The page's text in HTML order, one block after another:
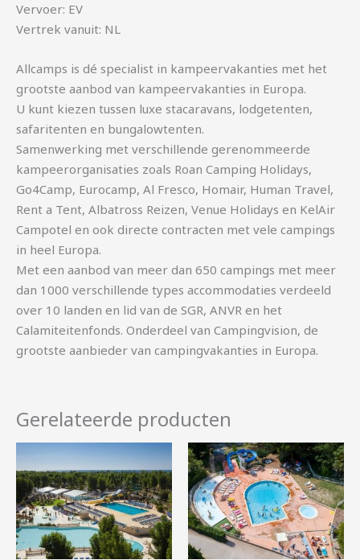
Vervoer: EV
Vertrek vanuit: NL
Allcamps is dé specialist in kampeervakanties met het
grootste aanbod van kampeervakanties in Europa.
U kunt kiezen tussen luxe stacaravans, lodgetenten,
safaritenten en bungalowtenten.
Samenwerking met verschillende gerenommeerde
kampeerorganisaties zoals Roan Camping Holidays,
Go4Camp, Eurocamp, Al Fresco, Homair, Human Travel,
Rent a Tent, Albatross Reizen, Venue Holidays en KelAir
Campotel en ook directe contracten met vele campings
in heel Europa.
Met een aanbod van meer dan 650 campings met meer
dan 1000 verschillende types accommodaties verdeeld
over 10 landen en lid van de SGR, ANVR en het
Calamiteitenfonds. Onderdeel van Campingvision, de
grootste aanbieder van campingvakanties in Europa.
Gerelateerde producten